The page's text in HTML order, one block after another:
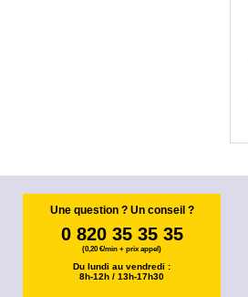
Une question ? Un conseil ?
0 820 35 35 35
(0,20 €/min + prix appel)
Du lundi au vendredi :
8h-12h / 13h-17h30